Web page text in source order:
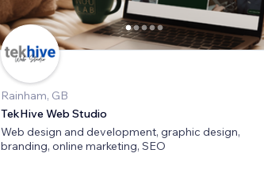
Rainham, GB
TekHive Web Studio
Web design and development, graphic design,
branding, online marketing, SEO